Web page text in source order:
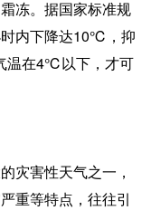
冻。据国家标准规
内下降达10℃，抑
温在4℃以下，才可
灾害性天气之一，
重等特点，往往引